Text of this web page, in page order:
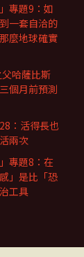
專題9：如
一套自洽的
麼地球確實
哈薩比斯
個月前預測
：活得長也
兩次
專題8：在
」是比「恐
工具